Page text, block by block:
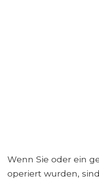
Wenn Sie oder ein
operiert wurden,